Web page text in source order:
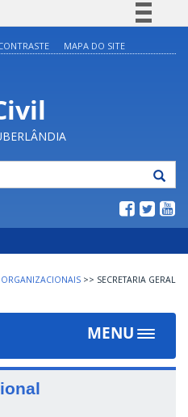
Legislação
Canais
MAPA DO SITE
>> SECRETARIA GERAL
MENU
Toggle